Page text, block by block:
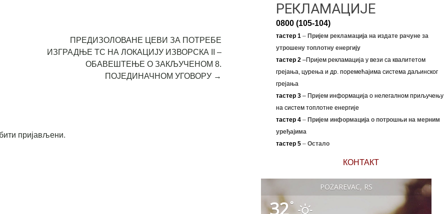
ПРЕДИЗОЛОВАНЕ ЦЕВИ ЗА ПОТРЕБЕ
ИЗГРАДЊЕ ТС НА ЛОКАЦИЈУ ИЗВОРСКА II –
ОБАВЕШТЕЊЕ О ЗАКЉУЧЕНОМ 8.
ПОЈЕДИНАЧНОМ УГОВОРУ →
бити пријављени.
РЕКЛАМАЦИЈЕ
0800 (105-104)
тастер 1–Пријем рекламација на издате рачуне за
утрошену топлотну енергију
тастер 2–Пријем рекламација у вези са квалитетом
грејања, цурења и др. поремећајима система даљинског
грејања
тастер 3– Пријем информација о нелегалном приључењу
на систем топлотне енергије
тастер 4 – Пријем информација о потрошњи на мерним
уређајима
тастер 5 – Остало
КОНТАКТ
POŽAREVAC, RS
32°